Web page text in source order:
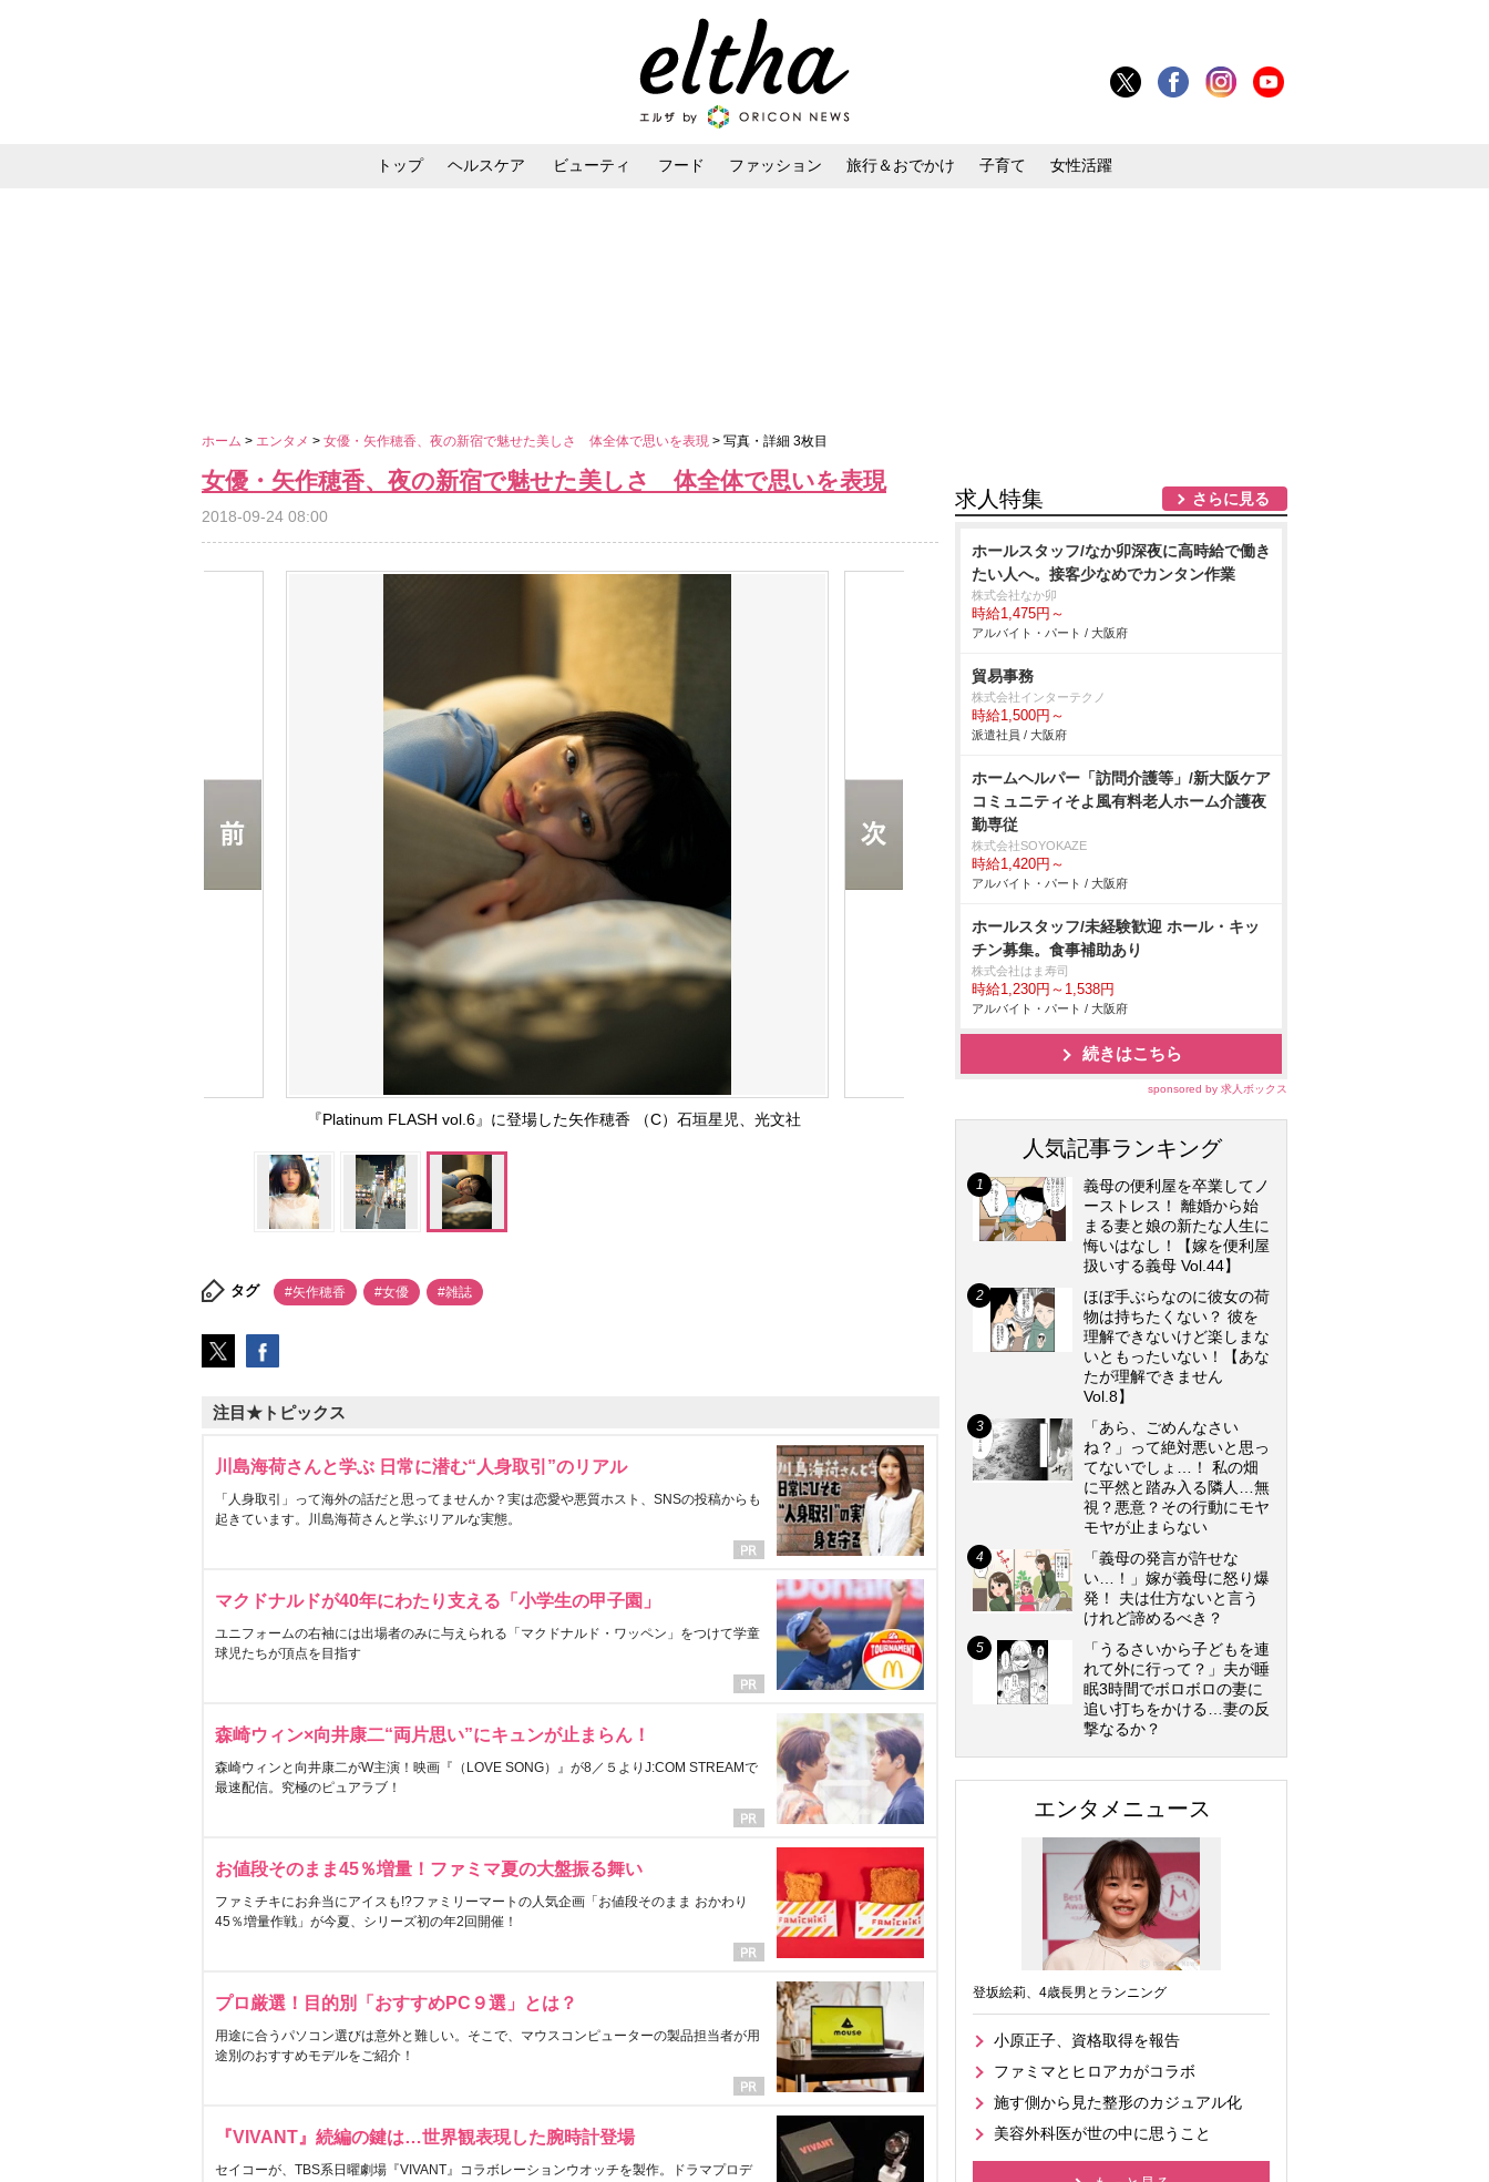
トップ ヘルスケア ビューティ フード ファッション 旅行＆おでかけ 子育て 女性活躍
ホーム > エンタメ > 女優・矢作穂香、夜の新宿で魅せた美しさ 体全体で思いを表現 > 写真・詳細 3枚目
女優・矢作穂香、夜の新宿で魅せた美しさ 体全体で思いを表現
2018-09-24 08:00
『Platinum FLASH vol.6』に登場した矢作穂香 （C）石垣星児、光文社
タグ #矢作穂香 #女優 #雑誌
注目★トピックス
川島海荷さんと学ぶ 日常に潜む“人身取引”のリアル
「人身取引」って海外の話だと思ってませんか？実は恋愛や悪質ホスト、SNSの投稿からも
起きています。川島海荷さんと学ぶリアルな実態。
マクドナルドが40年にわたり支える「小学生の甲子園」
ユニフォームの右袖には出場者のみに与えられる「マクドナルド・ワッペン」をつけて学童
球児たちが頂点を目指す
森崎ウィン×向井康二“両片思い”にキュンが止まらん！
森崎ウィンと向井康二がW主演！映画『（LOVE SONG）』が8／５よりJ:COM STREAMで
最速配信。究極のピュアラブ！
お値段そのまま45％増量！ファミマ夏の大盤振る舞い
ファミチキにお弁当にアイスも!?ファミリーマートの人気企画「お値段そのまま おかわり
45％増量作戦」が今夏、シリーズ初の年2回開催！
プロ厳選！目的別「おすすめPC９選」とは？
用途に合うパソコン選びは意外と難しい。そこで、マウスコンピューターの製品担当者が用
途別のおすすめモデルをご紹介！
『VIVANT』続編の鍵は…世界観表現した腕時計登場
セイコーが、TBS系日曜劇場『VIVANT』コラボレーションウオッチを製作。ドラマプロデ
求人特集 さらに見る
ホールスタッフ/なか卯深夜に高時給で働き
たい人へ。接客少なめでカンタン作業
株式会社なか卯
時給1,475円～
アルバイト・パート / 大阪府
貿易事務
株式会社インターテクノ
時給1,500円～
派遣社員 / 大阪府
ホームヘルパー「訪問介護等」/新大阪ケア
コミュニティそよ風有料老人ホーム介護夜
勤専従
株式会社SOYOKAZE
時給1,420円～
アルバイト・パート / 大阪府
ホールスタッフ/未経験歓迎 ホール・キッ
チン募集。食事補助あり
株式会社はま寿司
時給1,230円～1,538円
アルバイト・パート / 大阪府
続きはこちら
sponsored by 求人ボックス
人気記事ランキング
義母の便利屋を卒業してノ
ーストレス！ 離婚から始
まる妻と娘の新たな人生に
悔いはなし！【嫁を便利屋
扱いする義母 Vol.44】
ほぼ手ぶらなのに彼女の荷
物は持ちたくない？ 彼を
理解できないけど楽しまな
いともったいない！【あな
たが理解できません
Vol.8】
「あら、ごめんなさい
ね？」って絶対悪いと思っ
てないでしょ…！ 私の畑
に平然と踏み入る隣人…無
視？悪意？その行動にモヤ
モヤが止まらない
「義母の発言が許せな
い…！」嫁が義母に怒り爆
発！ 夫は仕方ないと言う
けれど諦めるべき？
「うるさいから子どもを連
れて外に行って？」夫が睡
眠3時間でボロボロの妻に
追い打ちをかける…妻の反
撃なるか？
エンタメニュース
登坂絵莉、4歳長男とランニング
小原正子、資格取得を報告
ファミマとヒロアカがコラボ
施す側から見た整形のカジュアル化
美容外科医が世の中に思うこと